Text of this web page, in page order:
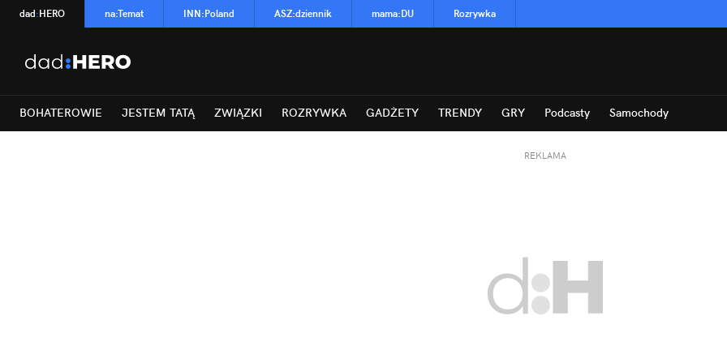
dad:HERO na:Temat INN:Poland ASZ:dziennik mama:DU Rozrywka
BOHATEROWIE JESTEM TATĄ ZWIĄZKI ROZRYWKA GADŻETY TRENDY GRY Podcasty Samochody
REKLAMA